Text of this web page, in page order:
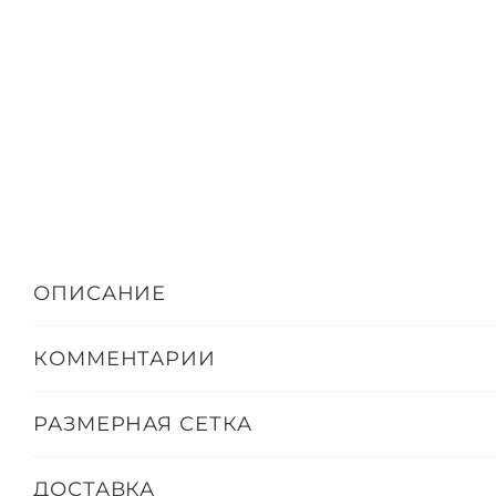
ОПИСАНИЕ
КОММЕНТАРИИ
РАЗМЕРНАЯ СЕТКА
ДОСТАВКА